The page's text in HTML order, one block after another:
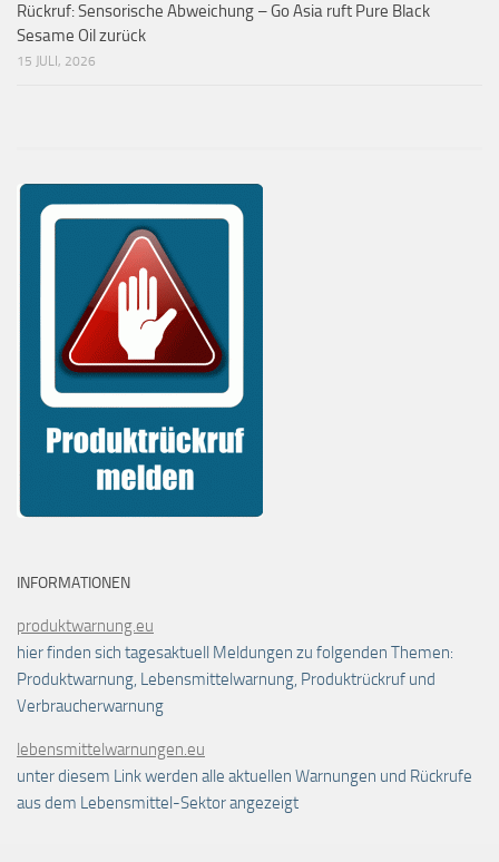
Rückruf: Sensorische Abweichung – Go Asia ruft Pure Black
Sesame Oil zurück
15 JULI, 2026
INFORMATIONEN
produktwarnung.eu
hier finden sich tagesaktuell Meldungen zu folgenden Themen:
Produktwarnung, Lebensmittelwarnung, Produktrückruf und
Verbraucherwarnung
lebensmittelwarnungen.eu
unter diesem Link werden alle aktuellen Warnungen und Rückrufe
aus dem Lebensmittel-Sektor angezeigt